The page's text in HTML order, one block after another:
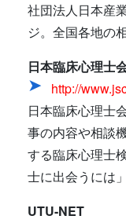
社団法人日本産
ジ。全国各地の
日本臨床心理士
http://
日本臨床心理士
事の内容や相談
する臨床心理士
士に出会うには
UTU-NET